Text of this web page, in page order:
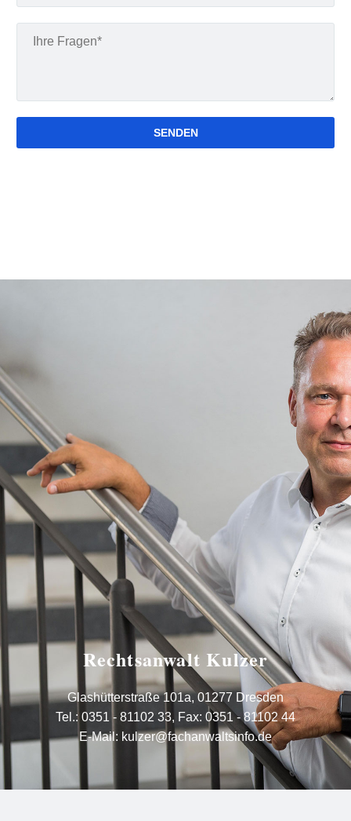
Rechtsanwalt Kulzer
Glashütterstraße 101a, 01277 Dresden
Tel.: 0351 - 81102 33, Fax: 0351 - 81102 44
E-Mail: kulzer@fachanwaltsinfo.de